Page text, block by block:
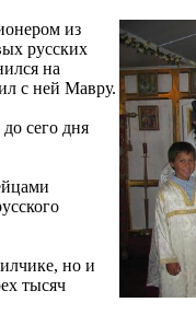
из
русских
на
с ней Мавру.
сего дня
но и
тысяч